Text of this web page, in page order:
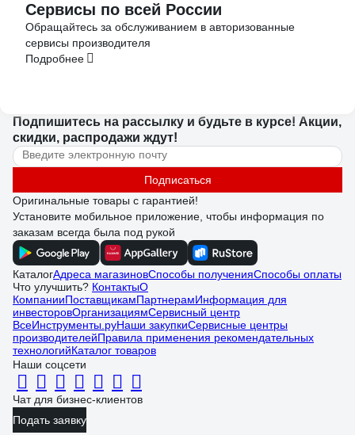
Сервисы по всей России
Обращайтесь за обслуживанием в авторизованные
сервисы производителя
Подробнее
Подпишитесь на рассылку и будьте в курсе! Акции,
скидки, распродажи ждут!
Подписаться
Оригинальные товары с гарантией!
Установите мобильное приложение, чтобы информация по
заказам всегда была под рукой
КаталогАдреса магазиновСпособы полученияСпособы оплаты
Что улучшить? КонтактыО
КомпанииПоставщикамПартнерамИнформация для
инвесторовОрганизациямСервисный центр
ВсеИнструменты.руНаши закупкиСервисные центры
производителейПравила применения рекомендательных
технологийКаталог товаров
Наши соцсети
Чат для бизнес-клиентов
Подать заявку